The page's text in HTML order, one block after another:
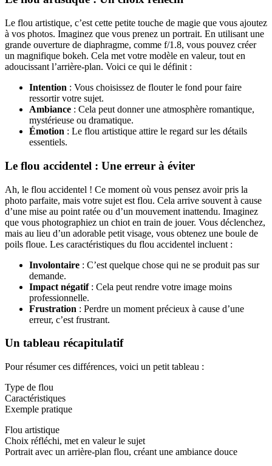
Le flou artistique, c’est cette petite touche de magie que vous ajoutez
à vos photos. Imaginez que vous prenez un portrait. En utilisant une
grande ouverture de diaphragme, comme f/1.8, vous pouvez créer
un magnifique bokeh. Cela met votre modèle en valeur, tout en
adoucissant l’arrière-plan. Voici ce qui le définit :
Intention : Vous choisissez de flouter le fond pour faire
ressortir votre sujet.
Ambiance : Cela peut donner une atmosphère romantique,
mystérieuse ou dramatique.
Émotion : Le flou artistique attire le regard sur les détails
essentiels.
Le flou accidentel : Une erreur à éviter
Ah, le flou accidentel ! Ce moment où vous pensez avoir pris la
photo parfaite, mais votre sujet est flou. Cela arrive souvent à cause
d’une mise au point ratée ou d’un mouvement inattendu. Imaginez
que vous photographiez un chiot en train de jouer. Vous déclenchez,
mais au lieu d’un adorable petit visage, vous obtenez une boule de
poils floue. Les caractéristiques du flou accidentel incluent :
Involontaire : C’est quelque chose qui ne se produit pas sur
demande.
Impact négatif: Cela peut rendre votre image moins
professionnelle.
Frustration : Perdre un moment précieux à cause d’une
erreur, c’est frustrant.
Un tableau récapitulatif
Pour résumer ces différences, voici un petit tableau :
Type de flou
Caractéristiques
Exemple pratique
Flou artistique
Choix réfléchi, met en valeur le sujet
Portrait avec un arrière-plan flou, créant une ambiance douce